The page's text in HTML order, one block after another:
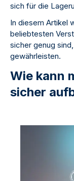
sich für die
In diesem Artikel
beliebtesten
sicher genug
gewährleisten.
Wie kann
sicher